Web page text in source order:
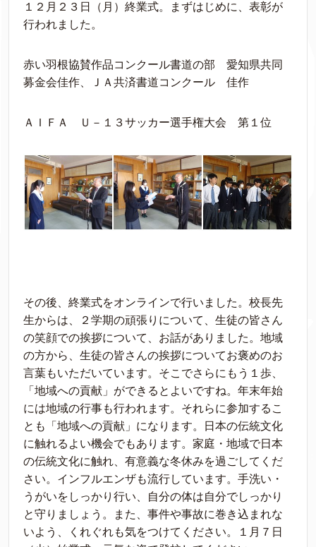
１２月２３日（月）終業式。まずはじめに、表彰が
行われました。
赤い羽根協賛作品コンクール書道の部 愛知県共同
募金会佳作、ＪＡ共済書道コンクール 佳作
ＡＩＦＡ Ｕ－１３サッカー選手権大会 第１位
その後、終業式をオンラインで行いました。校長先
生からは、２学期の頑張りについて、生徒の皆さん
の笑顔での挨拶について、お話がありました。地域
の方から、生徒の皆さんの挨拶についてお褒めのお
言葉もいただいています。そこでさらにもう１歩、
「地域への貢献」ができるとよいですね。年末年始
には地域の行事も行われます。それらに参加するこ
とも「地域への貢献」になります。日本の伝統文化
に触れるよい機会でもあります。家庭・地域で日本
の伝統文化に触れ、有意義な冬休みを過ごしてくだ
さい。インフルエンザも流行しています。手洗い・
うがいをしっかり行い、自分の体は自分でしっかり
と守りましょう。また、事件や事故に巻き込まれな
いよう、くれぐれも気をつけてください。１月７日